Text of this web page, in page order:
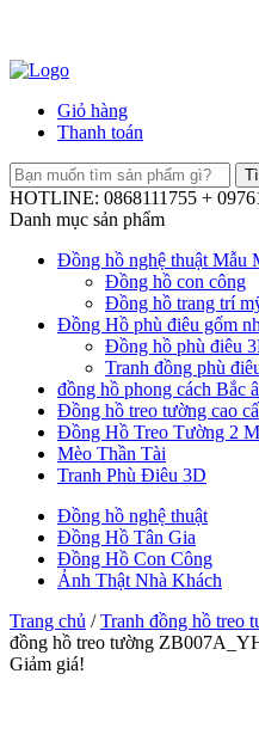
Giỏ hàng
Thanh toán
HOTLINE: 0868111755 +
Danh mục sản phẩm
Đồng hồ nghệ thuật Mẫu
Đồng hồ con công
Đồng hồ trang trí
Đồng Hồ phù điêu gốm
Đồng hồ phù điêu
Tranh đồng phù
đồng hồ phong cách Bắc
Đồng hồ treo tường cao
Đồng Hồ Treo Tường 2
Mèo Thần Tài
Tranh Phù Điêu 3D
Đồng hồ nghệ thuật
Đồng Hồ Tân Gia
Đồng Hồ Con Công
Ảnh Thật Nhà Khách
Trang chủ /Tranh đồng hồ treo
đồng hồ treo tường
Giảm giá!